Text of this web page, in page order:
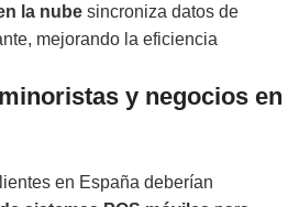
la nube sincroniza datos de
mejorando la eficiencia
y negocios en
en España deberían